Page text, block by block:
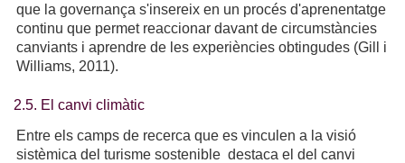
que la governança s'insereix en un procés d'aprenentatge
continu que permet reaccionar davant de circumstàncies
canviants i aprendre de les experiències obtingudes (Gill i
Williams, 2011).
2.5. El canvi climàtic
Entre els camps de recerca que es vinculen a la visió
sistèmica del turisme sostenible destaca el del canvi